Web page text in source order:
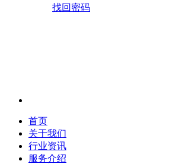
找回密码
首页
关于我们
行业资讯
服务介绍